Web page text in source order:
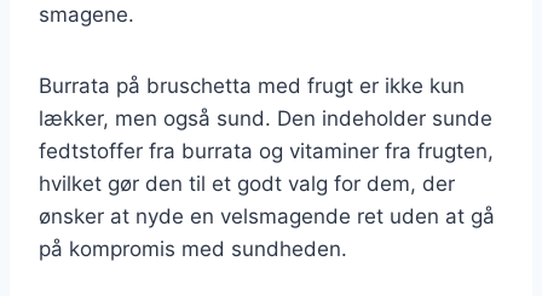
smagene.
Burrata på bruschetta med frugt er ikke kun
lækker, men også sund. Den indeholder sunde
fedtstoffer fra burrata og vitaminer fra frugten,
hvilket gør den til et godt valg for dem, der
ønsker at nyde en velsmagende ret uden at gå
på kompromis med sundheden.